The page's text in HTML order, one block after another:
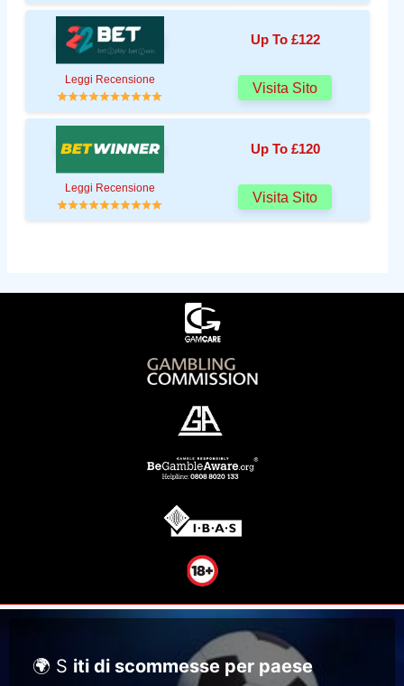
Up To £122
Leggi Recensione
Visita Sito
Up To £120
Leggi Recensione
Visita Sito
🌍 S iti di scommesse per paese